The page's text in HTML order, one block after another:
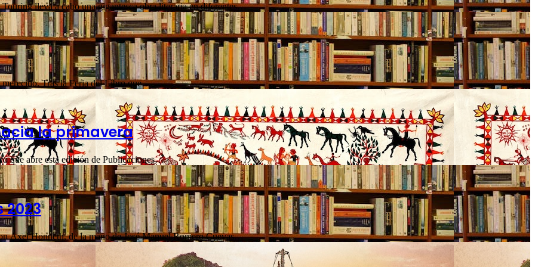
lleva a cabo una gigantesca obra literaria en diferentes…
merecido. Tras la Feria del Libro que…
la primavera
que abre esta edición de Publicaciones…
2023
Axel Honneth, de la mano de José Manuel Romero Cuevas…